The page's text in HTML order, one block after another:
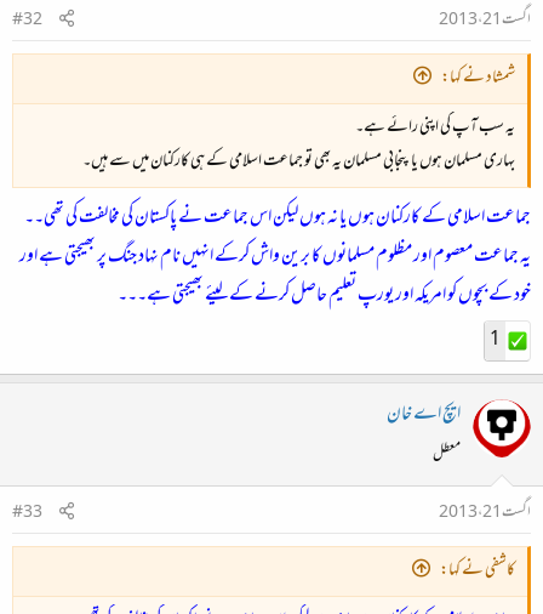
اگست 21، 2013
#32
شمشاد نے کہا:
یہ سب آپ کی اپنی رائے ہے۔
بہاری مسلمان ہوں یا پنجابی مسلمان یہ بھی تو جماعت اسلامی کے ہی کارکنان میں سے ہیں۔
جماعت اسلامی کے کارکنان ہوں یا نہ ہوں لیکن اس جماعت نے پاکستان کی مخالفت کی تھی۔۔
یہ جماعت معصوم اور مظلوم مسلمانوں کا برین واش کرکے انہیں نام نہاد جنگ پر بھیجتی ہے اور
خود کے بچوں کو امریکہ اور یورپ تعلیم حاصل کرنے کے لیئے بھیجتی ہے۔۔۔
1
ایچ اے خان
معطل
اگست 21، 2013
#33
کاشفی نے کہا: